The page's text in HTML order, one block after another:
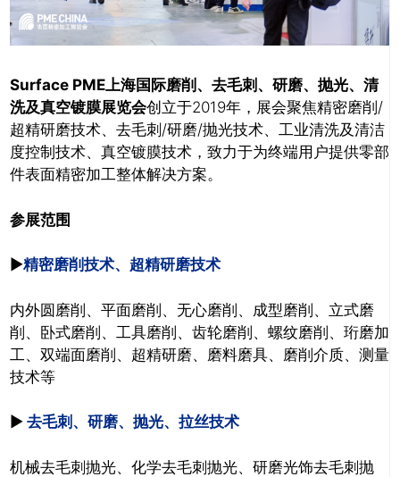
Surface PME上海国际磨削、去毛刺、研磨、抛光、清
洗及真空镀膜展览会创立于2019年，展会聚焦精密磨削/
超精研磨技术、去毛刺/研磨/抛光技术、工业清洗及清洁
度控制技术、真空镀膜技术，致力于为终端用户提供零部
件表面精密加工整体解决方案。
参展范围
►精密磨削技术、超精研磨技术
内外圆磨削、 平面磨削、 无心磨削、 成型磨削、 立式磨
削、 卧式磨削、 工具磨削、 齿轮磨削、 螺纹磨削、 珩磨加
工、 双端面磨削、 超精研磨、 磨料磨具、 磨削介质、 测量
技术等
► 去毛刺、研磨、抛光、拉丝技术
机械去毛刺抛光、 化学去毛刺抛光、 研磨光饰去毛刺抛